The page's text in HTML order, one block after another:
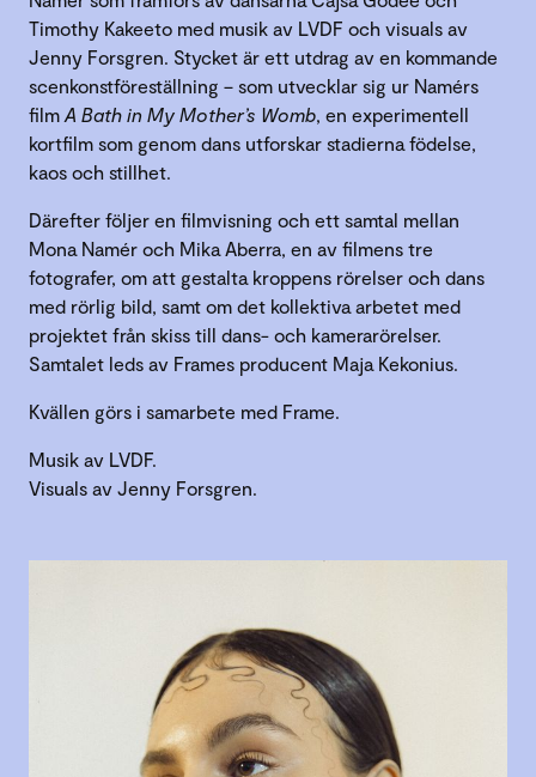
Timothy Kakeeto med musik av LVDF och visuals av
Jenny Forsgren. Stycket är ett utdrag av en kommande
scenkonstföreställning – som utvecklar sig ur Namérs
film A Bath in My Mother’s Womb, en experimentell
kortfilm som genom dans utforskar stadierna födelse,
kaos och stillhet.
Därefter följer en filmvisning och ett samtal mellan
Mona Namér och Mika Aberra, en av filmens tre
fotografer, om att gestalta kroppens rörelser och dans
med rörlig bild, samt om det kollektiva arbetet med
projektet från skiss till dans- och kamerarörelser.
Samtalet leds av Frames producent Maja Kekonius.
Kvällen görs i samarbete med Frame.
Musik av LVDF.
Visuals av Jenny Forsgren.